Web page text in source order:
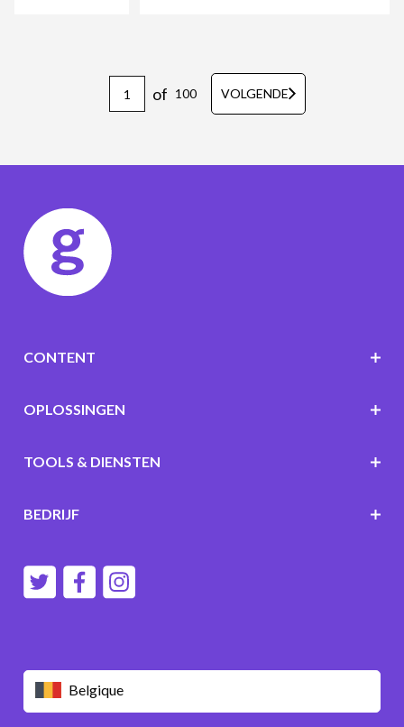
of 100 VOLGENDE
Belgique
CONTENT
OPLOSSINGEN
TOOLS & DIENSTEN
BEDRIJF